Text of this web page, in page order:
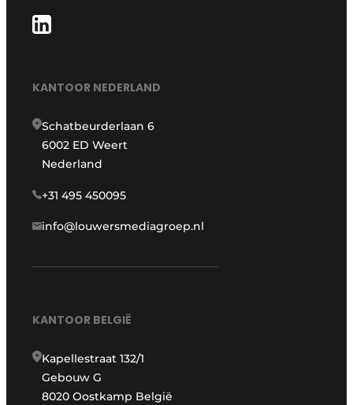
KANTOOR NEDERLAND
Schatbeurderlaan 6
6002 ED Weert
Nederland
+31 495 450095
info@louwersmediagroep.nl
KANTOOR BELGIË
Kapellestraat 132/1
Gebouw G
8020 Oostkamp België